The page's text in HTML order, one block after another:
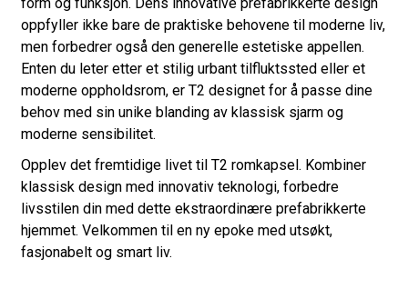
oppfyller ikke bare de praktiske behovene til moderne liv,
men forbedrer også den generelle estetiske appellen.
Enten du leter etter et stilig urbant tilfluktssted eller et
moderne oppholdsrom, er T2 designet for å passe dine
behov med sin unike blanding av klassisk sjarm og
moderne sensibilitet.
Opplev det fremtidige livet til T2 romkapsel. Kombiner
klassisk design med innovativ teknologi, forbedre
livsstilen din med dette ekstraordinære prefabrikkerte
hjemmet. Velkommen til en ny epoke med utsøkt,
fasjonabelt og smart liv.